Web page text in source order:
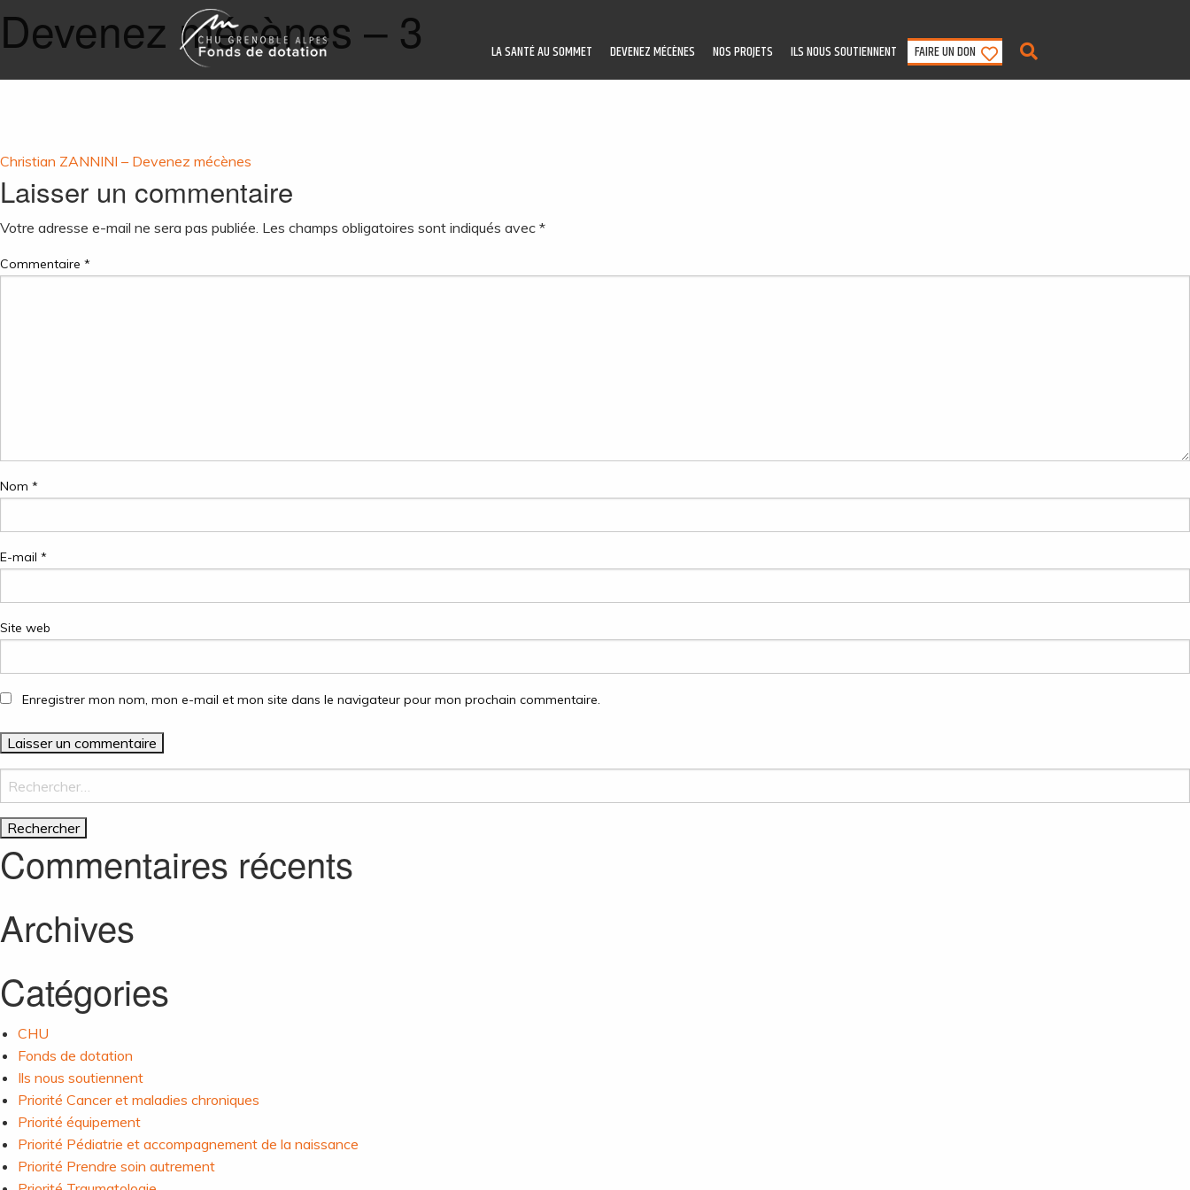
LA SANTÉ AU SOMMET DEVENEZ MÉCÈNES NOS PROJETS ILS NOUS SOUTIENNENT FAIRE UN DON
Devenez mécènes – 3
Navigation
de
l’article
Christian ZANNINI – Devenez mécènes
Laisser un commentaire
Votre adresse e-mail ne sera pas publiée. Les champs obligatoires sont indiqués avec *
Commentaire *
Nom *
E-mail *
Site web
Enregistrer mon nom, mon e-mail et mon site dans le navigateur pour mon prochain commentaire.
Rechercher :
Commentaires récents
Archives
Catégories
CHU
Fonds de dotation
Ils nous soutiennent
Priorité Cancer et maladies chroniques
Priorité équipement
Priorité Pédiatrie et accompagnement de la naissance
Priorité Prendre soin autrement